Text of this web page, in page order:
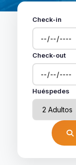
Check-in
Check-out
Huéspedes